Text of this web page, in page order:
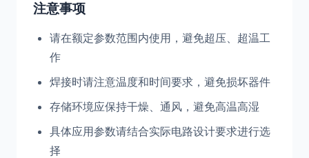
注意事项
请在额定参数范围内使用，避免超压、超温工
作
焊接时请注意温度和时间要求，避免损坏器件
存储环境应保持干燥、通风，避免高温高湿
具体应用参数请结合实际电路设计要求进行选
择